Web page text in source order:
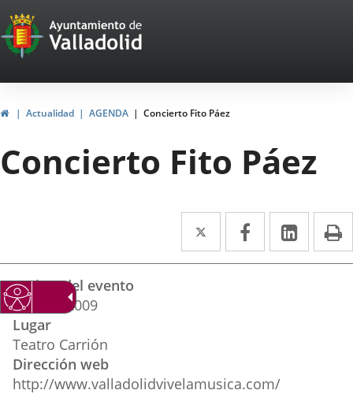
Portal
Web
del
Ayuntamiento
de
Valladolid
InicioActualidad AGENDA Concierto Fito Páez
Concierto Fito Páez
Twitter
Enlace
a
Facebook
Enlace
a
Enlace
a
del
evento
Fechas del evento
28
2009
Lugar
Teatro Carrión
Dirección web
http://www.valladolidvivelamusica.com/